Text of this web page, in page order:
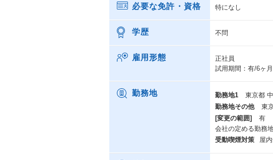
必要な免許・資格 特になし
学歴 不問
雇用形態
正社員
試用期間：有/6ヶ月
勤務地 勤務地1
東京都
勤務地その他
東
[変更の範囲]
有
会社の定める勤務
受動喫煙対策
屋